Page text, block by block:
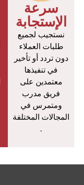
سرعة
الإستجابة
نستجيب لجميع
طلبات العملاء
دون تردد أو تأخير
في تنفيذها
معتمدين على
فريق مدرب
ومتمرس في
المجالات المختلفة
.